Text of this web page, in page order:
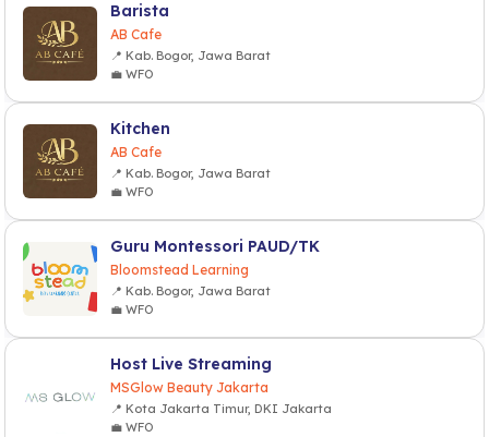
Barista
AB Cafe
📍 Kab. Bogor, Jawa Barat
💼 WFO
Kitchen
AB Cafe
📍 Kab. Bogor, Jawa Barat
💼 WFO
Guru Montessori PAUD/TK
Bloomstead Learning
📍 Kab. Bogor, Jawa Barat
💼 WFO
Host Live Streaming
MSGlow Beauty Jakarta
📍 Kota Jakarta Timur, DKI Jakarta
💼 WFO